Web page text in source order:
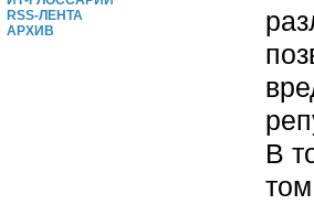
RSS-ЛЕНТА
АРХИВ
В